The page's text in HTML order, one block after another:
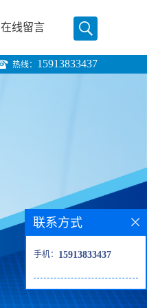
在线留言
热线： 15913833437
联系方式
手机： 15913833437